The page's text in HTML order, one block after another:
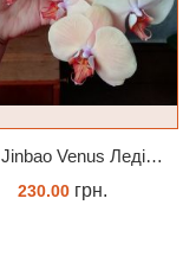
Phal. Jinbao Venus Леді Мармелад 1.7 (торфстакан)
230.00грн.